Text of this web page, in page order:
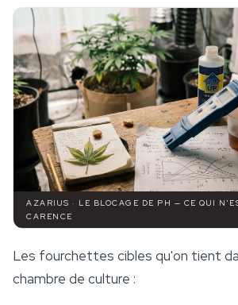
AZARIUS · LE BLOCAGE DE PH — CE QUI
CARENCE
Les fourchettes cibles qu'on tient
chambre de culture :